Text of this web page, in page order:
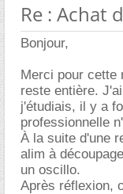
Re : Achat
Bonjour,
Merci pour cette
reste entière.
j'étudiais, il y a
professionnelle
À la suite d'une
alim à
un oscillo.
Après réflexion,